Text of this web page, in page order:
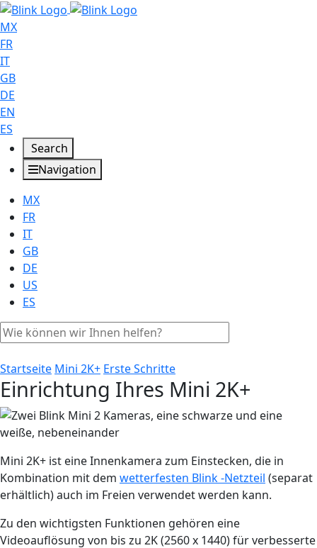
MX
FR
IT
GB
DE
EN
ES
Search
Navigation
MX
FR
IT
GB
DE
US
ES
Startseite Mini 2K+ Erste Schritte
Einrichtung Ihres Mini 2K+
Mini 2K+ ist eine Innenkamera zum Einstecken, die in
Kombination mit dem wetterfesten Blink -Netzteil (separat
erhältlich) auch im Freien verwendet werden kann.
Zu den wichtigsten Funktionen gehören eine
Videoauflösung von bis zu 2K (2560 x 1440) für verbesserte